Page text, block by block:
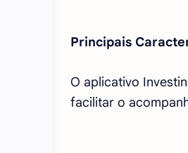
Principais
O aplicativo
facilitar o